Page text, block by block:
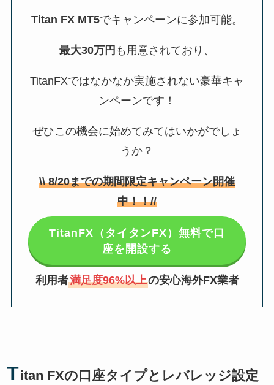
Titan FX MT5でキャンペーンに参加可能。
最大30万円 も用意されており、
TitanFXではなかなか実施されない豪華キャ
ンペーンです！
ぜひこの機会に始めてみてはいかがでしょ
うか？
\\8/20までの期間限定キャンペーン開催
中！！//
TitanFX（タイタンFX）無料で口
座を開設する
利用者満足度96%以上の安心海外FX業者
Titan FXの口座タイプとレバレッジ設定